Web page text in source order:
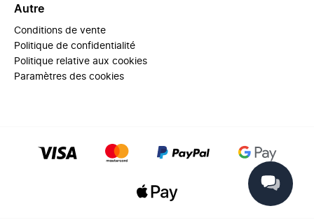
Autre
Conditions de vente
Politique de confidentialité
Politique relative aux cookies
Paramètres des cookies